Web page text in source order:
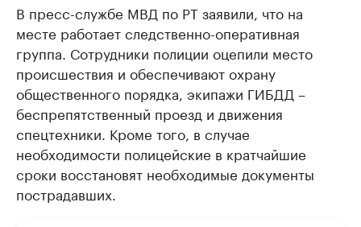
В пресс-службе МВД по РТ заявили, что на
месте работает следственно-оперативная
группа. Сотрудники полиции оцепили место
происшествия и обеспечивают охрану
общественного порядка, экипажи ГИБДД –
беспрепятственный проезд и движения
спецтехники. Кроме того, в случае
необходимости полицейские в кратчайшие
сроки восстановят необходимые документы
пострадавших.